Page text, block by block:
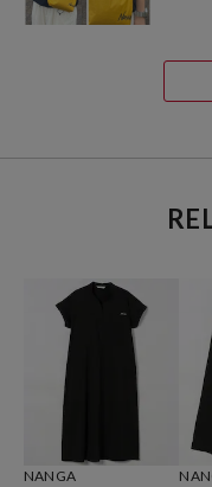
参考価格
円（2026年5月22
※「参考価格」とは、
ナンガは、1941年に先代
社名「ナンガ」はヒマラ
しています。ナンガ・パ
く、別名「人喰い山」と
してきた登頂が困難な山
「困難だからこそやって
いう」という思いが込めら
そのNANGAのこだわりは
NANGA